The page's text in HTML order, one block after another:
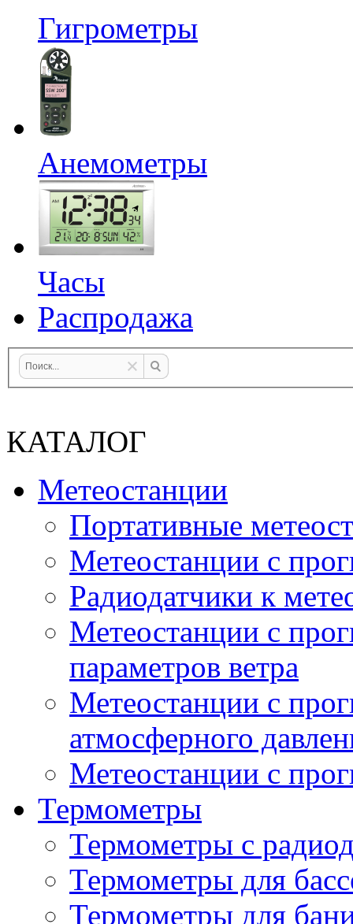
Гигрометры
Анемометры
Часы
Распродажа
КАТАЛОГ
Метеостанции
Портативные
Метеостанции с
Радиодатчики к
Метеостанции с
параметров ветра
Метеостанции с
атмосферного
Метеостанции с
Термометры
Термометры с
Термометры для
Термометры для